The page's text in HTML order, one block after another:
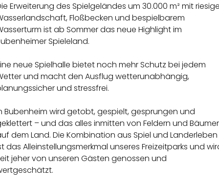
Erweiterung des Spielgeländes um 30.000 m² mit
Floßbecken und bespielbarem
ist ab Sommer das neue Highlight im
Spieleland.
neue Spielhalle bietet noch mehr Schutz bei jedem
und macht den Ausflug wetterunabhängig,
und stressfrei.
Bubenheim wird getobt, gespielt, gesprungen und
– und das alles inmitten von Feldern und
dem Land. Die Kombination aus Spiel und Landerleben
das Alleinstellungsmerkmal unseres Freizeitparks und
jeher von unseren Gästen genossen und